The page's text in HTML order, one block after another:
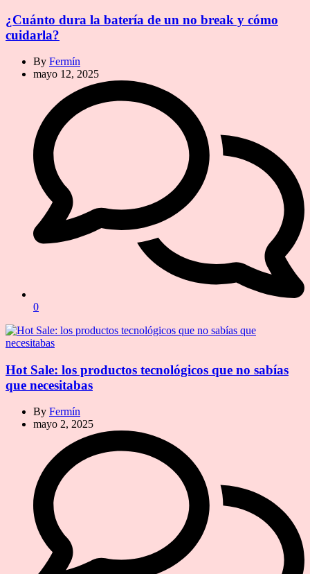
¿Cuánto dura la batería de un no break y cómo
cuidarla?
By Fermín
mayo 12, 2025
0
Hot Sale: los productos tecnológicos que no sabías
que necesitabas
By Fermín
mayo 2, 2025